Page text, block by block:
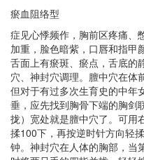
瘀血阻络型
症见心悸频作，胸前区疼痛、
加重，脸色暗紫，口唇和指甲
舌面上有瘀斑、瘀点，舌底的
穴、神封穴调理。膻中穴在体
但对于有过多次生育史的中年
垂，应先找到胸骨下端的胸剑
拢）宽处就是膻中穴了。可用
揉100下，再按逆时针方向轻
钟。神封穴在人体的胸部，当